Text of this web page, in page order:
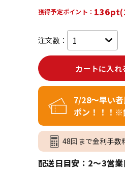
獲得予定ポイント：
注文数：
カートに入れ
7/28～早い
ポン！！！※
48回まで金利手数
配送日目安：2～3営